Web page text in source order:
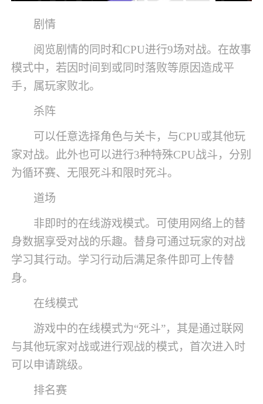
剧情
阅览剧情的同时和CPU进行9场对战。在故事
模式中，若因时间到或同时落败等原因造成平
手，属玩家败北。
杀阵
可以任意选择角色与关卡，与CPU或其他玩
家对战。此外也可以进行3种特殊CPU战斗，分别
为循环赛、无限死斗和限时死斗。
道场
非即时的在线游戏模式。可使用网络上的替
身数据享受对战的乐趣。替身可通过玩家的对战
学习其行动。学习行动后满足条件即可上传替
身。
在线模式
游戏中的在线模式为“死斗”，其是通过联网
与其他玩家对战或进行观战的模式，首次进入时
可以申请跳级。
排名赛